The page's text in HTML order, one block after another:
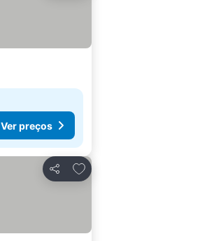
Ver preços
Partilhar
Adicionar aos favoritos